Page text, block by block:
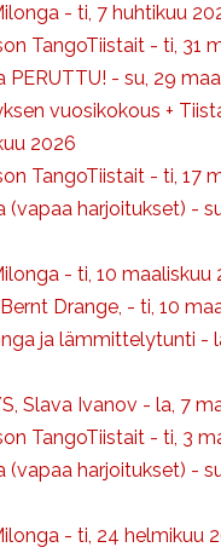
- ti, 7 huhtikuu
TangoTiistait - ti, 31
PERUTTU! - su, 29
vuosikokous +
2026
TangoTiistait - ti, 17
(vapaa harjoitukset) -
- ti, 10 maaliskuu
Drange, - ti, 10
ja lämmittelytunti -
Slava Ivanov - la, 7
TangoTiistait - ti, 3
(vapaa harjoitukset) -
- ti, 24 helmikuu